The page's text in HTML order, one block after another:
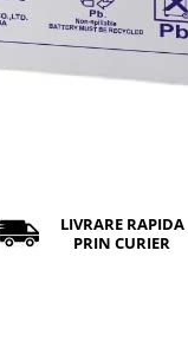
LIVRARE RAPIDA
PRIN CURIER